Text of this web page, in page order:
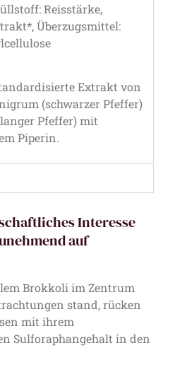
Reisstärke,
Überzugsmittel:
Extrakt von
(schwarzer Pfeffer)
Pfeffer) mit
Piperin.
Interesse
auf
Brokkoli im Zentrum
stand, rücken
mit ihrem
Sulforaphangehalt in den